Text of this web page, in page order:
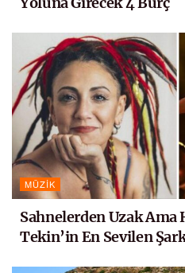
MÜZIK
Sahnelerden Uzak Ama
Tekin’in En Sevilen